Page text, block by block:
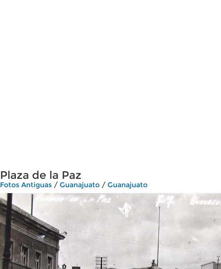
Plaza de la Paz
Fotos Antiguas / Guanajuato / Guanajuato